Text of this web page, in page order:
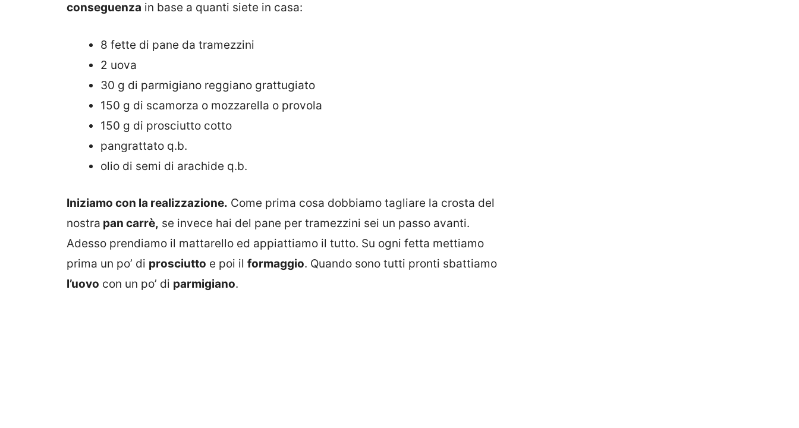
conseguenza in base a quanti siete in casa:
8 fette di pane da tramezzini
2 uova
30 g di parmigiano reggiano grattugiato
150 g di scamorza o mozzarella o provola
150 g di prosciutto cotto
pangrattato q.b.
olio di semi di arachide q.b.
Iniziamo con la realizzazione. Come prima cosa dobbiamo tagliare la crosta del
nostra pan carrè, se invece hai del pane per tramezzini sei un passo avanti.
Adesso prendiamo il mattarello ed appiattiamo il tutto. Su ogni fetta mettiamo
prima un po’ di prosciutto e poi il formaggio. Quando sono tutti pronti sbattiamo
l’uovo con un po’ di parmigiano.